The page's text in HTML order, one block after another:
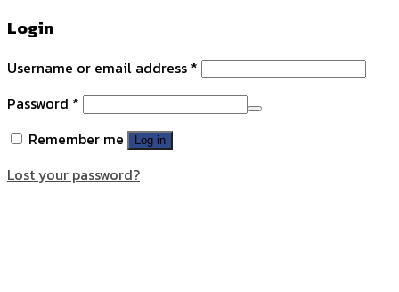
Login
Username or email address *
Password *
Remember me
Log in
Lost your password?